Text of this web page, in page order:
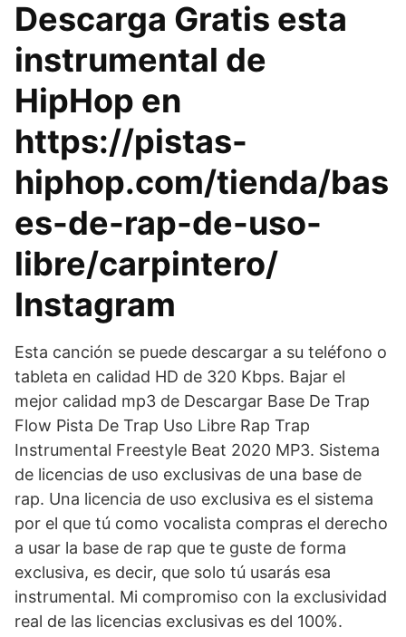
Descarga Gratis esta
instrumental de
HipHop en
https://pistas-
hiphop.com/tienda/bas
es-de-rap-de-uso-
libre/carpintero/
Instagram
Esta canción se puede descargar a su teléfono o
tableta en calidad HD de 320 Kbps. Bajar el
mejor calidad mp3 de Descargar Base De Trap
Flow Pista De Trap Uso Libre Rap Trap
Instrumental Freestyle Beat 2020 MP3. Sistema
de licencias de uso exclusivas de una base de
rap. Una licencia de uso exclusiva es el sistema
por el que tú como vocalista compras el derecho
a usar la base de rap que te guste de forma
exclusiva, es decir, que solo tú usarás esa
instrumental. Mi compromiso con la exclusividad
real de las licencias exclusivas es del 100%.